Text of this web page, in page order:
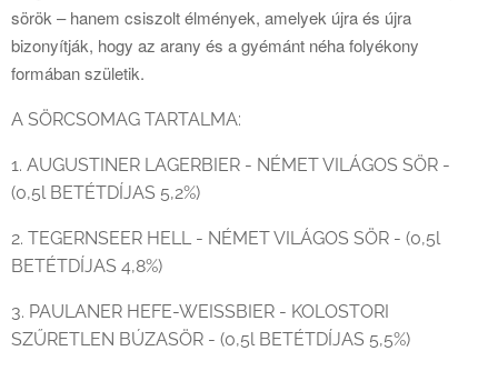
sörök – hanem csiszolt élmények, amelyek újra és újra
bizonyítják, hogy az arany és a gyémánt néha folyékony
formában születik.
A SÖRCSOMAG TARTALMA:
1. AUGUSTINER LAGERBIER - NÉMET VILÁGOS SÖR -
(0,5l BETÉTDÍJAS 5,2%)
2. TEGERNSEER HELL - NÉMET VILÁGOS SÖR - (0,5l
BETÉTDÍJAS 4,8%)
3. PAULANER HEFE-WEISSBIER - KOLOSTORI
SZŰRETLEN BÚZASÖR - (0,5l BETÉTDÍJAS 5,5%)